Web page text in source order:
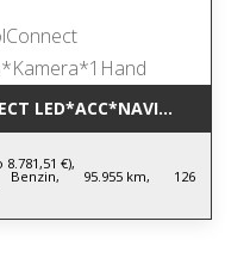
€),
Benzin, 95.955 km, 126